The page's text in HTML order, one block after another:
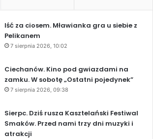
Iść za ciosem. Mławianka gra u siebie z
Pelikanem
7 sierpnia 2026, 10:02
Ciechanów. Kino pod gwiazdami na
zamku. W sobotę „Ostatni pojedynek”
7 sierpnia 2026, 09:38
Sierpc. Dziś rusza Kasztelański Festiwal
Smaków. Przed nami trzy dni muzyki i
atrakcji